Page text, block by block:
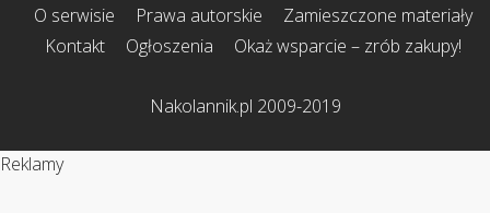
O serwisie Prawa autorskie
Zamieszczone materiały
Kontakt
Ogłoszenia Okaż wsparcie – zrób zakupy!
Nakolannik.pl 2009-2019
Reklamy